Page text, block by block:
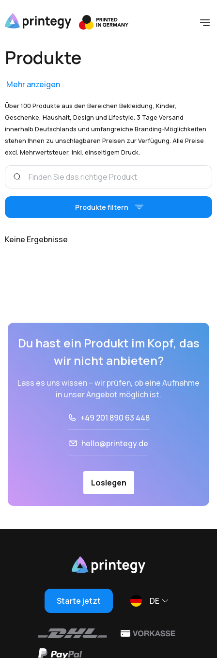
Produkte
Mehr anzeigen
Über 100 Produkte aus den Bereichen Bekleidung, Kinder,
Geschenke, Haushalt, Design und Lifestyle. 3 Tage Versand
innerhalb Deutschlands und umfangreiche Branding-Möglichkeiten
stehen Ihnen zu unschlagbaren Preisen zur Verfügung. Alle Preise
excl. Mehrwertsteuer, inkl. einseitigem Druck.
Produkte filtern
Keine Ergebnisse
Du hast ein Produkt im Kopf, das
wir nicht anbieten?
Lass es uns wissen – wir prüfen, ob eine Aufnahme
in unser Angebot möglich ist.
+49 201 890 63 448
hello@printegy.de
Loslegen
Starte jetzt DE